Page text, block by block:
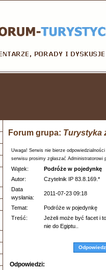
Forum grupa: Turystyka
Uwaga! Serwis nie bierze
serwisu prosimy zgłaszać Administratorowi
Wątek:
Podróże w pojedynkę
Autor:
Czytelnik IP 83.8.169.*
Data
wysłania:
2011-07-23 09:18
Temat:
Podróże w pojedynkę
Treść:
Jeżeli może być facet i
nie do Egiptu..
Odpowiedz
Odpowiedzi: